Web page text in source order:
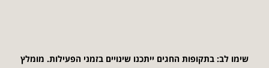
שימו לב: בתקופות החגים ייתכנו שינויים בזמני הפעילות. מומלץ